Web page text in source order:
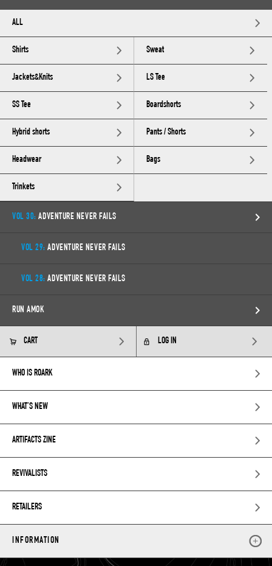
ALL
Shirts Sweat
Jackets&Knits LS Tee
SS Tee Boardshorts
Hybrid shorts Pants / Shorts
Headwear Bags
Trinkets
VOL 30: ADVENTURE NEVER FAILS
VOL 29: ADVENTURE NEVER FAILS
VOL 28: ADVENTURE NEVER FAILS
RUN AMOK
CART LOG IN
WHO IS ROARK
WHAT’S NEW
ARTIFACTS ZINE
REVIVALISTS
RETAILERS
INFORMATION